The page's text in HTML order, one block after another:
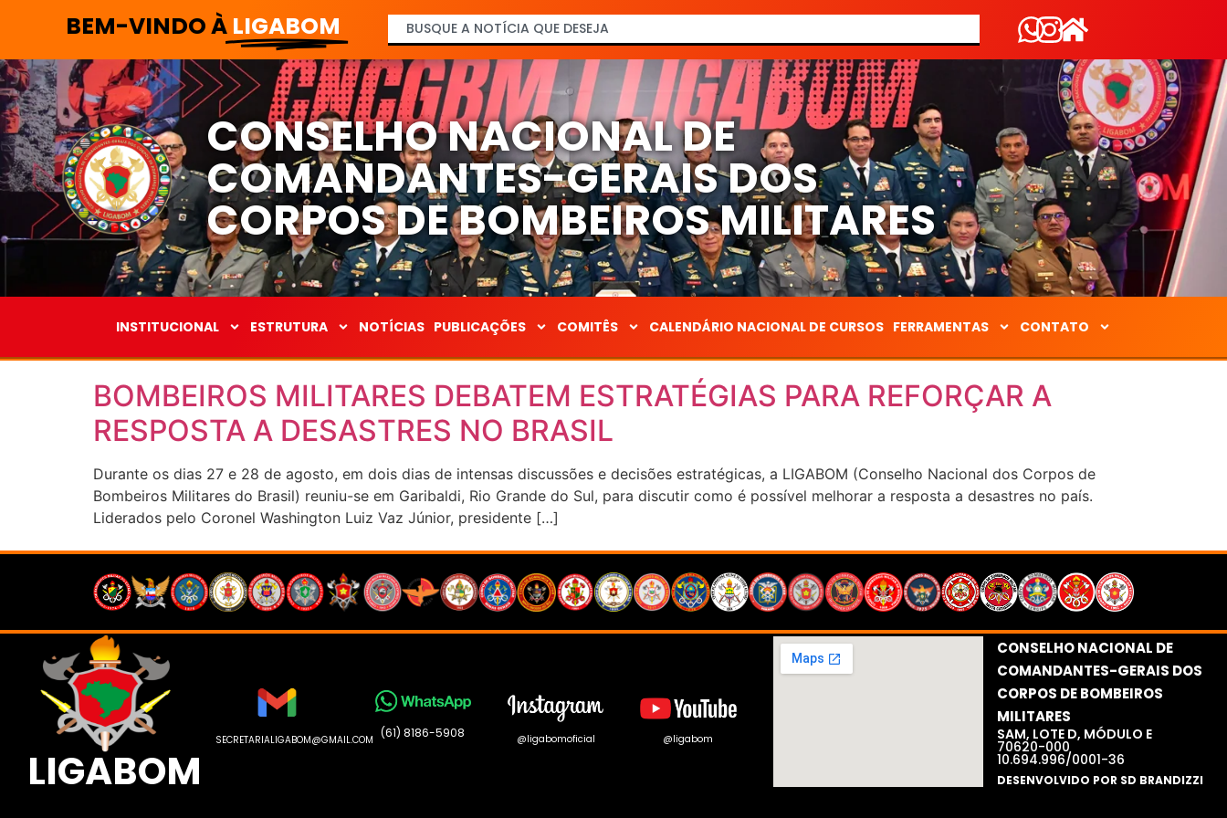
BEM-VINDO À LIGABOM
CONSELHO NACIONAL DE
COMANDANTES-GERAIS DOS
CORPOS DE BOMBEIROS MILITARES
INSTITUCIONAL ESTRUTURA NOTÍCIAS PUBLICAÇÕES COMITÊS CALENDÁRIO NACIONAL DE CURSOS FERRAMENTAS CONTATO
BOMBEIROS MILITARES DEBATEM ESTRATÉGIAS PARA REFORÇAR A
RESPOSTA A DESASTRES NO BRASIL
Durante os dias 27 e 28 de agosto, em dois dias de intensas discussões e decisões estratégicas, a LIGABOM (Conselho Nacional dos Corpos de
Bombeiros Militares do Brasil) reuniu-se em Garibaldi, Rio Grande do Sul, para discutir como é possível melhorar a resposta a desastres no país.
Liderados pelo Coronel Washington Luiz Vaz Júnior, presidente […]
LIGABOM
SECRETARIALIGABOM@GMAIL.COM (61) 8186-5908 @ligabomoficial @ligabom
CONSELHO NACIONAL DE
COMANDANTES-GERAIS DOS
CORPOS DE BOMBEIROS
MILITARES​
SAM, LOTE D, MÓDULO E
70620-000
10.694.996/0001-36
DESENVOLVIDO POR SD BRANDIZZI